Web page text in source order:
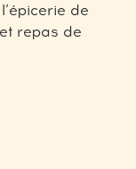
de
repas de